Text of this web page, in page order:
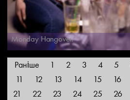
Monday Hangover.
Раніше 1 2 3 4 5
11
12 13 14 15 16
21
22 23 24 25 26